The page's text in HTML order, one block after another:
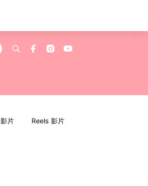
影片 Reels 影片